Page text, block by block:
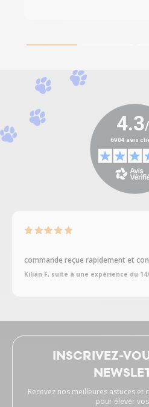
commande reçue rapidement et
Kilian F, suite à une expérience du
INSCRIVEZ-
Recevez nos meilleures astuces
pour élever